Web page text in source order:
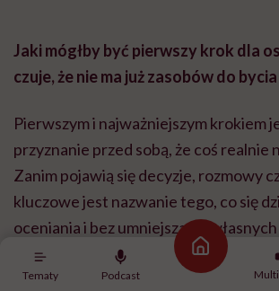
Tematy Podcast
Strona główna
Jaki mógłby być pierwszy krok dla
czuje, że nie ma już zasobów do
Pierwszym i najważniejszym krokiem
przyznanie przed sobą, że coś realnie
Zanim pojawią się decyzje, rozmowy
kluczowe jest nazwanie tego, co się
oceniania i bez umniejszania
Bardzo pomocnym, a jednocześnie